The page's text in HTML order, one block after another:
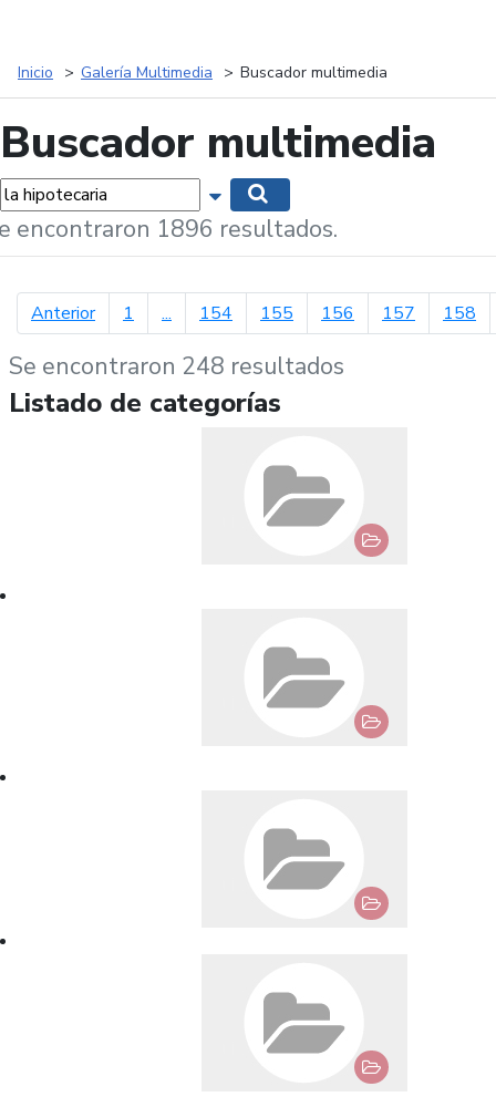
Inicio Galería Multimedia Buscador multimedia
Buscador multimedia
Mostrar opciones de búsqueda
encontraron 1896 resultados.
Anteriorpágina anterior
1 ... 154 155 156 157 158
Se encontraron 248 resultados
Listado de categorías